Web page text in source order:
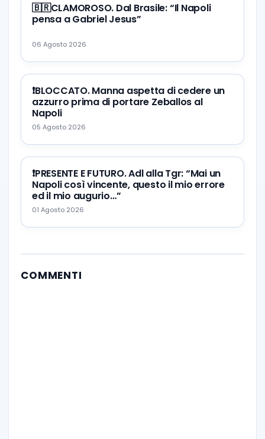
🇧🇷CLAMOROSO. Dal Brasile: “Il Napoli
pensa a Gabriel Jesus”
06 Agosto 2026
❗️BLOCCATO. Manna aspetta di cedere un
azzurro prima di portare Zeballos al
Napoli
05 Agosto 2026
❗️PRESENTE E FUTURO. Adl alla Tgr: “Mai un
Napoli così vincente, questo il mio errore
ed il mio augurio…”
01 Agosto 2026
COMMENTI